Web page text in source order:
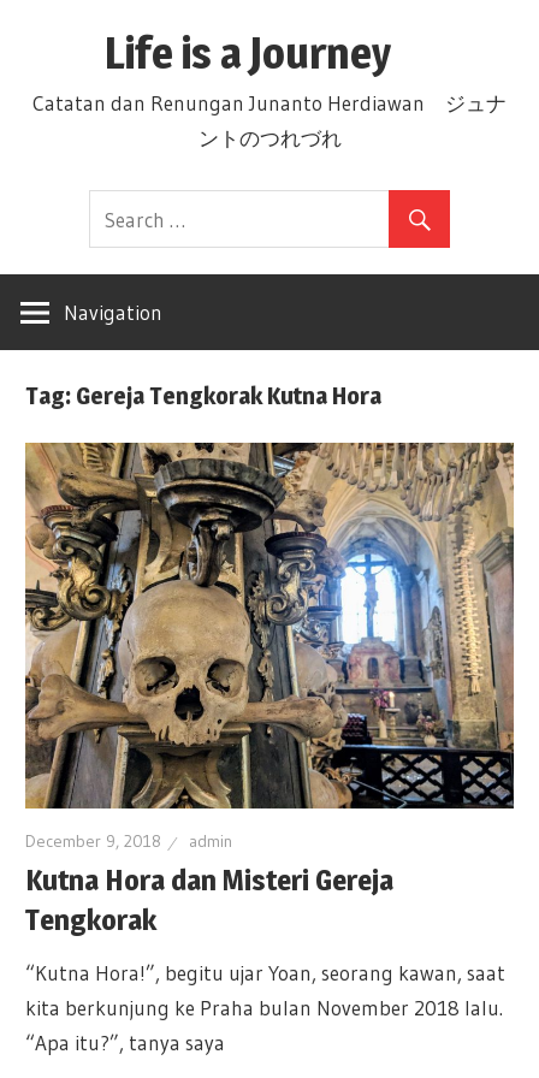
Life is a Journey
Catatan dan Renungan Junanto Herdiawan ジュナ
ントのつれづれ
Navigation
Tag: Gereja Tengkorak Kutna Hora
December 9, 2018 admin
Kutna Hora dan Misteri Gereja
Tengkorak
“Kutna Hora!”, begitu ujar Yoan, seorang kawan, saat
kita berkunjung ke Praha bulan November 2018 lalu.
“Apa itu?”, tanya saya